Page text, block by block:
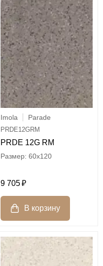
Imola Parade
PRDE12GRM
PRDE 12G RM
60x120
9 705